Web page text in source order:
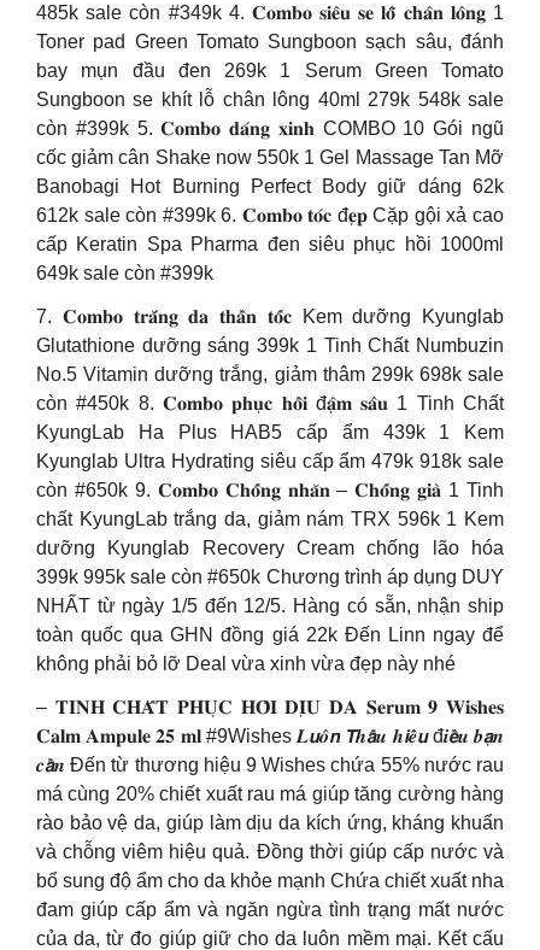
485k sale còn #349k 4. 𝐂𝐨𝐦𝐛𝐨 𝐬𝐢𝐞̂𝐮 𝐬𝐞 𝐥𝐨̂̃ 𝐜𝐡𝐚̂𝐧 𝐥𝐨̂𝐧𝐠 1
Toner pad Green Tomato Sungboon sạch sâu, đánh
bay mụn đầu đen 269k 1 Serum Green Tomato
Sungboon se khít lỗ chân lông 40ml 279k 548k sale
còn #399k 5. 𝐂𝐨𝐦𝐛𝐨 𝐝𝐚́𝐧𝐠 𝐱𝐢𝐧𝐡 COMBO 10 Gói ngũ
cốc giảm cân Shake now 550k 1 Gel Massage Tan Mỡ
Banobagi Hot Burning Perfect Body giữ dáng 62k
612k sale còn #399k 6. 𝐂𝐨𝐦𝐛𝐨 𝐭𝐨́𝐜 đ𝐞̣𝐩 Cặp gội xả cao
cấp Keratin Spa Pharma đen siêu phục hồi 1000ml
649k sale còn #399k
7. 𝐂𝐨𝐦𝐛𝐨 𝐭𝐫𝐚̆́𝐧𝐠 𝐝𝐚 𝐭𝐡𝐚̂̀𝐧 𝐭𝐨̂́𝐜 Kem dưỡng Kyunglab
Glutathione dưỡng sáng 399k 1 Tinh Chất Numbuzin
No.5 Vitamin dưỡng trắng, giảm thâm 299k 698k sale
còn #450k 8. 𝐂𝐨𝐦𝐛𝐨 𝐩𝐡𝐮̣𝐜 𝐡𝐨̂̀𝐢 đ𝐚̣̂𝐦 𝐬𝐚̂𝐮 1 Tinh Chất
KyungLab Ha Plus HAB5 cấp ẩm 439k 1 Kem
Kyunglab Ultra Hydrating siêu cấp ẩm 479k 918k sale
còn #650k 9. 𝐂𝐨𝐦𝐛𝐨 𝐂𝐡𝐨̂́𝐧𝐠 𝐧𝐡𝐚̆𝐧 – 𝐂𝐡𝐨̂́𝐧𝐠 𝐠𝐢𝐚̀ 1 Tinh
chất KyungLab trắng da, giảm nám TRX 596k 1 Kem
dưỡng Kyunglab Recovery Cream chống lão hóa
399k 995k sale còn #650k Chương trình áp dụng DUY
NHẤT từ ngày 1/5 đến 12/5. Hàng có sẵn, nhận ship
toàn quốc qua GHN đồng giá 22k Đến Linn ngay để
không phải bỏ lỡ Deal vừa xinh vừa đẹp này nhé
– 𝐓𝐈𝐍𝐇 𝐂𝐇𝐀̂́𝐓 𝐏𝐇𝐔̣𝐂 𝐇𝐎̂̀𝐈 𝐃𝐈̣𝐔 𝐃𝐀 𝐒𝐞𝐫𝐮𝐦 𝟗 𝐖𝐢𝐬𝐡𝐞𝐬
𝐂𝐚𝐥𝐦 𝐀𝐦𝐩𝐮𝐥𝐞 𝟐𝟓 𝐦𝐥 #9Wishes 𝑳𝙪𝒐̂𝙣 𝙏𝒉𝙖̂́𝒖 𝒉𝙞𝒆̂̉𝙪 đ𝒊𝙚̂̀𝒖 𝒃𝙖̣𝒏
𝒄𝙖̂̀𝒏 Đến từ thương hiệu 9 Wishes chứa 55% nước rau
má cùng 20% chiết xuất rau má giúp tăng cường hàng
rào bảo vệ da, giúp làm dịu da kích ứng, kháng khuẩn
và chỗng viêm hiệu quả. Đồng thời giúp cấp nước và
bổ sung độ ẩm cho da khỏe mạnh Chứa chiết xuất nha
đam giúp cấp ẩm và ngăn ngừa tình trạng mất nước
của da, từ đo giúp giữ cho da luôn mềm mại. Kết cấu